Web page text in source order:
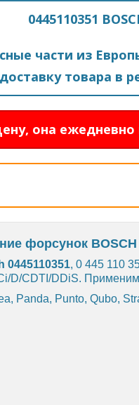
0445110351
части из
товара в
она
форсунок BOSCH
0445110351, 0 445 110
D/CDTI/DDiS.
Panda, Punto, Qubo,